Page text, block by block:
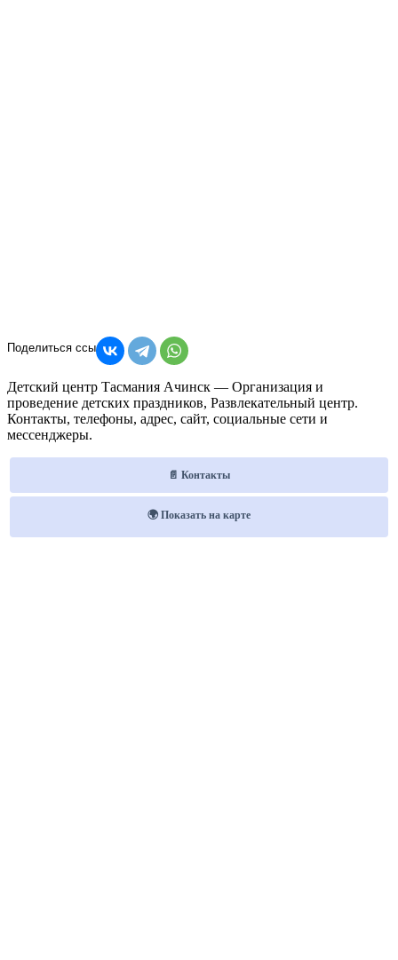
Детский центр Тасмания Ачинск — Организация и
проведение детских праздников, Развлекательный центр.
Контакты, телефоны, адрес, сайт, социальные сети и
мессенджеры.
📄 Контакты
🌍 Показать на карте